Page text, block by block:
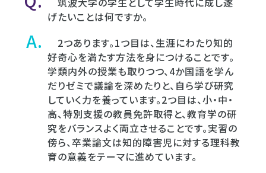
げたいことは何ですか。
2つあります。1つ目は、生涯にわたり知的
好奇心を満たす方法を身につけることです。
学類内外の授業も取りつつ、4か国語を学ん
だりゼミで議論を深めたりと、自ら学び研究
していく力を養っています。2つ目は、小・中・
高、特別支援の教員免許取得と、教育学の研
究をバランスよく両立させることです。実習の
傍ら、卒業論文は知的障害児に対する理科教
育の意義をテーマに進めています。